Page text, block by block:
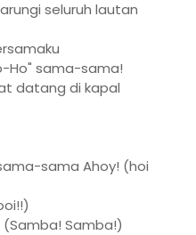
seluruh lautan
Ho" sama-sama!
datang di kapal
sama Ahoy! (hoi
(Samba! Samba!)